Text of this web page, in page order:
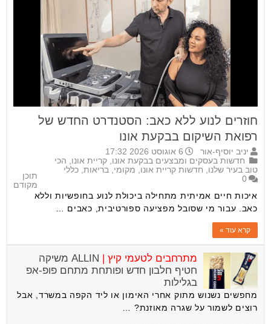
חוזרים לנוע ללא כאב: הסטנדרט החדש של
רפואת השיקום בבקעת אונו
יניב יוסיף-אור
6 אוגוסט 2026 17:32
חדשות בעסקים ומבצעים בבקעת אונו, קריית אונו, הכי
טוב בעיר שלנו, חדשות קריית אונו, מקומי, בריאות, כללי
0
תוכן
מקודם
איכות חיים אמיתית מתחילה ביכולת לנוע בחופשיות וללא
כאב. עבור מי שסובל מפציעה ספורטיבית, כאבים …
קרא עוד »
מתרחבים לטעמי קיץ |
ALLIN משיקה
חטיף חלבון חדש ופותחת מתחם פופ-אפ
בגלילות
מחפשים נשנוש מתוק אחרי האימון או ליד הקפה במשרד, אבל
רוצים לשמור על שגרה מאוזנת? …